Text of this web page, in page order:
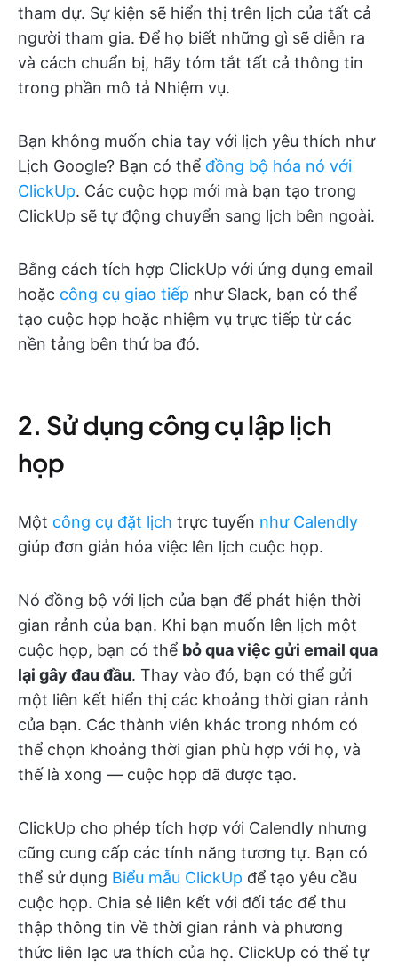
tham dự. Sự kiện sẽ hiển thị trên lịch của tất cả
người tham gia. Để họ biết những gì sẽ diễn ra
và cách chuẩn bị, hãy tóm tắt tất cả thông tin
trong phần mô tả Nhiệm vụ.
Bạn không muốn chia tay với lịch yêu thích như
Lịch Google? Bạn có thể đồng bộ hóa nó với
ClickUp. Các cuộc họp mới mà bạn tạo trong
ClickUp sẽ tự động chuyển sang lịch bên ngoài.
Bằng cách tích hợp ClickUp với ứng dụng email
hoặc công cụ giao tiếp như Slack, bạn có thể
tạo cuộc họp hoặc nhiệm vụ trực tiếp từ các
nền tảng bên thứ ba đó.
2. Sử dụng công cụ lập lịch
họp
Một công cụ đặt lịch trực tuyến như Calendly
giúp đơn giản hóa việc lên lịch cuộc họp.
Nó đồng bộ với lịch của bạn để phát hiện thời
gian rảnh của bạn. Khi bạn muốn lên lịch một
cuộc họp, bạn có thể bỏ qua việc gửi email qua
lại gây đau đầu. Thay vào đó, bạn có thể gửi
một liên kết hiển thị các khoảng thời gian rảnh
của bạn. Các thành viên khác trong nhóm có
thể chọn khoảng thời gian phù hợp với họ, và
thế là xong — cuộc họp đã được tạo.
ClickUp cho phép tích hợp với Calendly nhưng
cũng cung cấp các tính năng tương tự. Bạn có
thể sử dụng Biểu mẫu ClickUp để tạo yêu cầu
cuộc họp. Chia sẻ liên kết với đối tác để thu
thập thông tin về thời gian rảnh và phương
thức liên lạc ưa thích của họ. ClickUp có thể tự